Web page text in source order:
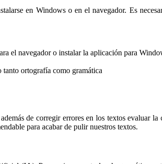
en Windows o en el navegador. Es
el navegador o instalar la aplicación para
tanto ortografía como gramática
de corregir errores en los textos evaluar
para acabar de pulir nuestros textos.